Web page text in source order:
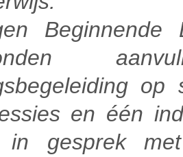
Beginnende
op
en één
in gesprek